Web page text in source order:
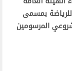
بمسمى
المرسومين